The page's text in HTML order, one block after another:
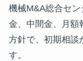
機械M&A総合セ
金、中間金、月額
方針で、初期相談
す。